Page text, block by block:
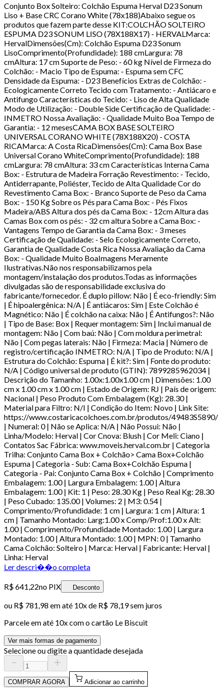
Conjunto Box Solteiro: Colchão Espuma Herval D23 Sonum
Liso + Base CRC Corano White (78x188)Abaixo segue os
produtos que fazem parte desse KIT:COLCHÃO SOLTEIRO
ESPUMA D23 SONUM LISO (78X188X17) - HERVALMarca:
HervalDimensões(Cm): Colchão Espuma D23 Sonum
LisoComprimento(Profundidade): 188 cmLargura: 78
cmAltura: 17 cm Suporte de Peso: - 60 kg Nível de Firmeza do
Colchão: - Macio Tipo de Espuma: - Espuma sem CFC
Densidade da Espuma: - D23 Benefícios Extras de Colchão: -
Ecologicamente Correto Tecido com Tratamento: - Antiácaro e
Antifungo Características do Tecido: - Liso de Alta Qualidade
Modo de Utilização: - Double Side Certificação de Qualidade: -
INMETRO Nossa Avaliação: - Qualidade Muito Boa Tempo de
Garantia: - 12 mesesCAMA BOX BASE SOLTEIRO
UNIVERSAL CORANO WHITE (78X188X20) - COSTA
RICAMarca: A Costa RicaDimensões(Cm): Cama Box Base
Universal Corano WhiteComprimento(Profundidade): 188
cmLargura: 78 cmAltura: 33 cm Características Interna Cama
Box: - Estrutura de Madeira Forração Revestimento: - Tecido,
Antiderrapante, Poliéster, Tecido de Alta Qualidade Cor do
Revestimento Cama Box: - Branco Suporte de Peso da Cama
Box: - 150 Kg Sobre os Pés para Cama Box: - Pés Fixos
Madeira/ABS Altura dos pés da Cama Box: - 12cm Altura das
Camas Box com os pés: - 32 cm altura Sobre a Cama Box: -
Vantagens Tempo de Garantia da Cama Box: - 3 meses
Certificação de Qualidade: - Selo Ecologicamente Correto,
Garantia de Qualidade Costa Rica Nossa Avaliação da Cama
Box: - Qualidade Muito BoaImagens Meramente
Ilustrativas.Não nos responsabilizamos pela
montagem/instalação dos produtos.Todas as informações
divulgadas são de responsabilidade exclusiva do
fabricante/fornecedor. É duplo pillow: Não | É eco-friendly: Sim
| É hipoalergênica: N/A | É antiácaros: Sim | Este Colchão é
Magnético: Não | É colchão na caixa: Não | É Antifungos?: Não
| Tipo de Base: Box | Requer montagem: Sim | Inclui manual de
montagem: Não | Com baú: Não | Com moldura perimetral:
Não | Com pegas laterais: Não | Firmeza: Macia | Número de
registro/certificação INMETRO: N/A | Tipo de Produto: N/A |
Estrutura do Colchão: Espuma | É kit?: Sim | Fonte do produto:
N/A | Código universal de produto (GTIN): 7899285962034 |
Descrição do Tamanho: 1.00x:1.00x1.00 cm | Dimensões: 1.00
cm x 1.00 cm x 1.00 cm | Estado de Origem: RJ | País de origem:
Nacional | Peso Produto Com Embalagem (Kg): 28.30 |
Material para Filtro: N/I | Condição do Item: Novo | Link Site:
https://www.costaricacolchoes.com.br/produtos/49483S5890/
| Numeral: 0 | Não se Aplica: N/A | Não Possui: Não |
Linha/Modelo: Herval | Cor Cnova: Blush | Cor Meli: Ciano |
Contatos Sac Fábrica: www.moveis.herval.com.br | Categoria
Trilha: Conjunto Cama Box + Colchão> Cama Box+Colchão
Espuma | Categoria - Sub: Cama Box+Colchão Espuma |
Categoria - Pai: Conjunto Cama Box + Colchão | Comprimento
Embalagem: 1.00 | Largura Embalagem: 1.00 | Altura
Embalagem: 1.00 | Kit: 1 | Peso: 28.30 Kg | Peso Real Kg: 28.30
| Peso Cubado: 135.00 | Volumes: 2 | M3: 0.54 |
Comprimento/Profundidade: 1 cm | Largura: 1 cm | Altura: 1
cm | Tamanho Montado: Larg:1.00 x Comp/Prof:1.00 x Alt:
1.00 | Comprimento/Profundidade Montado: 1.00 | Largura
Montado: 1.00 | Altura Montado: 1.00 | MPN: 0 | Tamanho
Cama Colchão: Solteiro | Marca: Herval | Fabricante: Herval |
Linha: Herval
Ler descri��o completa
R$ 641,22no PIX Desconto
ou R$ 781,98 em até 10x de R$ 78,19 sem juros
Parcele em até 10x com o cartão Le Biscuit
Ver mais formas de pagamento
Selecione ou digite a quantidade desejada
COMPRAR AGORA Adicionar ao carrinho